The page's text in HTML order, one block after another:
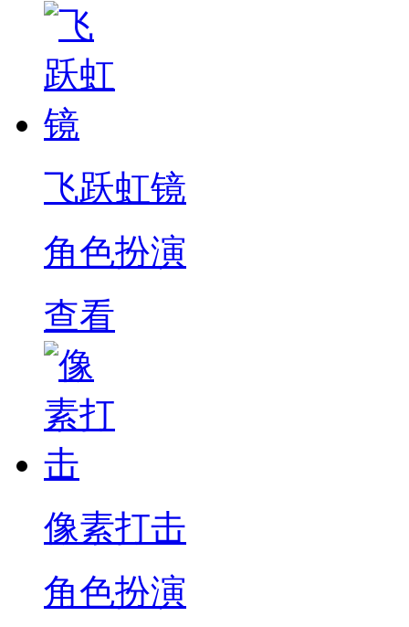
飞跃虹镜
角色扮演
查看
像素打击
角色扮演